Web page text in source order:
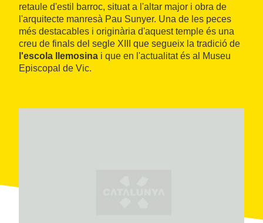
retaule d'estil barroc, situat a l'altar major i obra de
l'arquitecte manresà Pau Sunyer. Una de les peces
més destacables i originària d'aquest temple és una
creu de finals del segle XIII que segueix la tradició de
l'escola
llemosina i que en l'actualitat és al Museu
Episcopal de Vic.